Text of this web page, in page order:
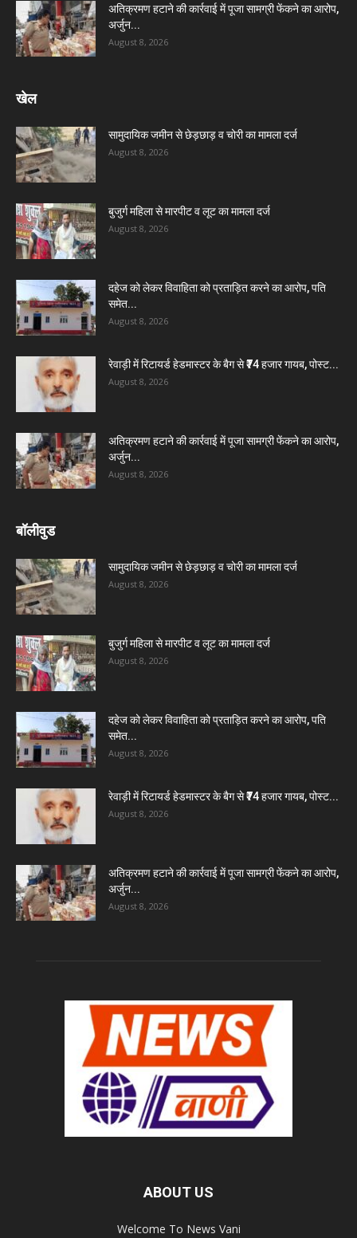
अतिक्रमण हटाने की कार्रवाई में पूजा सामग्री फेंकने का आरोप,
अर्जुन...
August 8, 2026
खेल
सामुदायिक जमीन से छेड़छाड़ व चोरी का मामला दर्ज
August 8, 2026
बुजुर्ग महिला से मारपीट व लूट का मामला दर्ज
August 8, 2026
दहेज को लेकर विवाहिता को प्रताड़ित करने का आरोप, पति
समेत...
August 8, 2026
रेवाड़ी में रिटायर्ड हेडमास्टर के बैग से ₹74 हजार गायब, पोस्ट...
August 8, 2026
अतिक्रमण हटाने की कार्रवाई में पूजा सामग्री फेंकने का आरोप,
अर्जुन...
August 8, 2026
बॉलीवुड
सामुदायिक जमीन से छेड़छाड़ व चोरी का मामला दर्ज
August 8, 2026
बुजुर्ग महिला से मारपीट व लूट का मामला दर्ज
August 8, 2026
दहेज को लेकर विवाहिता को प्रताड़ित करने का आरोप, पति
समेत...
August 8, 2026
रेवाड़ी में रिटायर्ड हेडमास्टर के बैग से ₹74 हजार गायब, पोस्ट...
August 8, 2026
अतिक्रमण हटाने की कार्रवाई में पूजा सामग्री फेंकने का आरोप,
अर्जुन...
August 8, 2026
ABOUT US
Welcome To News Vani